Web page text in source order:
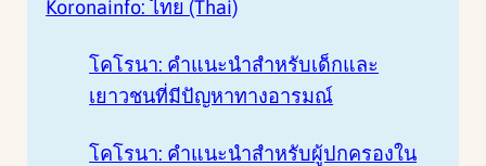
Koronainfo: ไทย (Thai)
โคโรนา: คําแนะนําสําหรับเด็กและ
เยาวชนที่มีปัญหาทางอารมณ์
โคโรนา: คําแนะนําสําหรับผู้ปกครองใน